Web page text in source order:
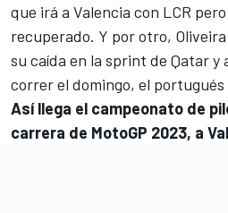
que irá a Valencia con LCR
recuperado. Y por otro,
su caída en la sprint de Qatary
correr el domingo, el portugués
Así llega el campeonato de
carrera de MotoGP 2023, a